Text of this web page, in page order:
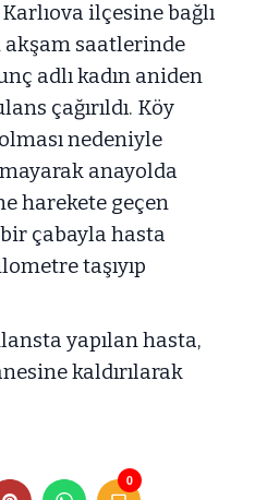
ilçesine bağlı
akşam saatlerinde
adlı kadın aniden
çağırıldı. Köy
nedeniyle
anayolda
harekete geçen
çabayla hasta
taşıyıp
yapılan hasta,
kaldırılarak
0